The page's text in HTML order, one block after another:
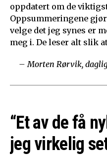
oppdatert om de
Oppsummeringene
velge det jeg synes er
meg i. De leser alt slik
– Morten Rørvik,
“Et av de få
jeg virkelig